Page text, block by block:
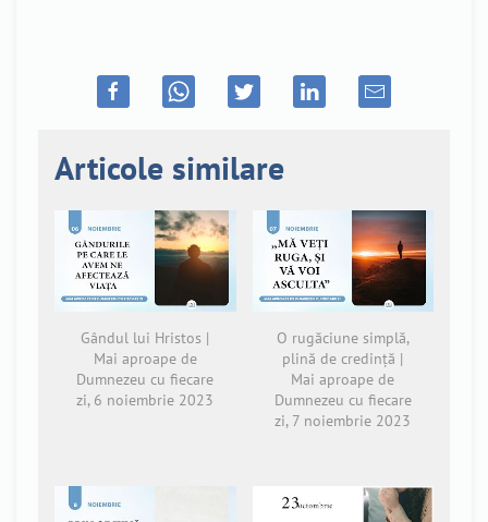
Articole similare
Gândul lui Hristos |
Mai aproape de
Dumnezeu cu fiecare
zi, 6 noiembrie 2023
O rugăciune simplă,
plină de credință |
Mai aproape de
Dumnezeu cu fiecare
zi, 7 noiembrie 2023